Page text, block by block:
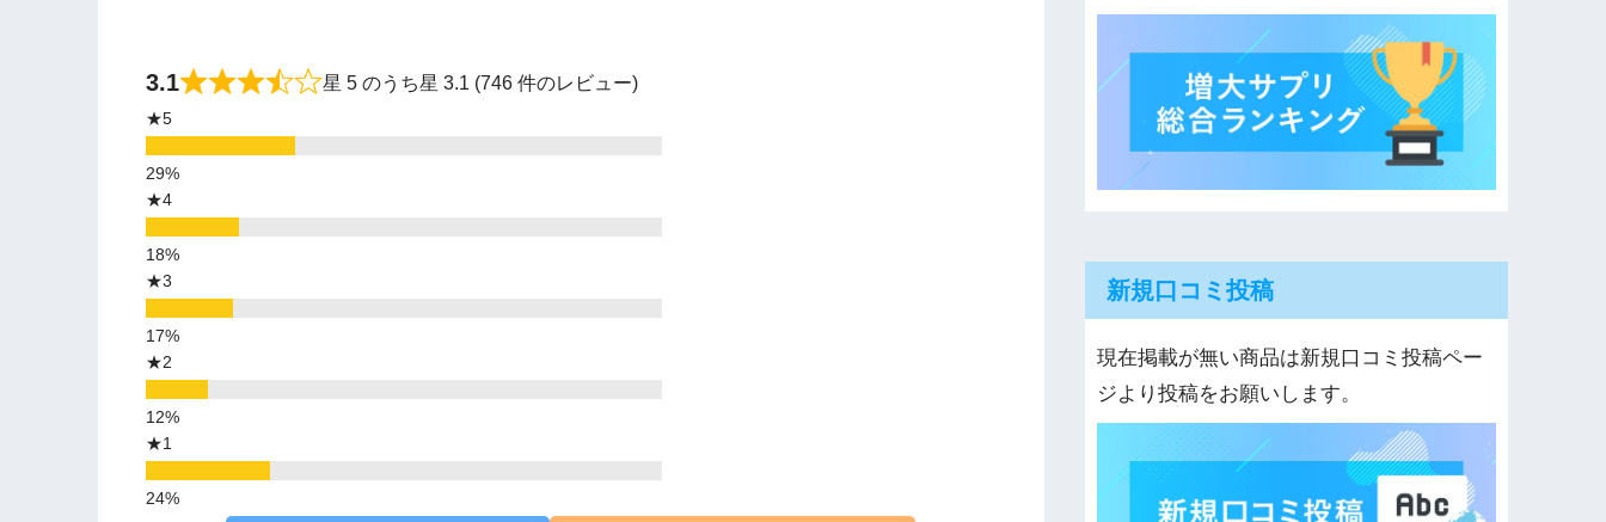
3.1 星 5 のうち星 3.1 (746 件のレビュー)
★5
★4
★3
★2
★1
新規口コミ投稿
現在掲載が無い商品は新規口コミ投稿ペー
ジより投稿をお願いします。